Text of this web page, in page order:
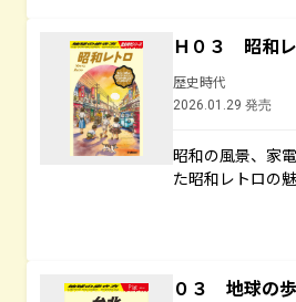
Ｈ０３ 昭和
歴史時代
2026.01.29 発売
昭和の風景、家
た昭和レトロの
０３ 地球の